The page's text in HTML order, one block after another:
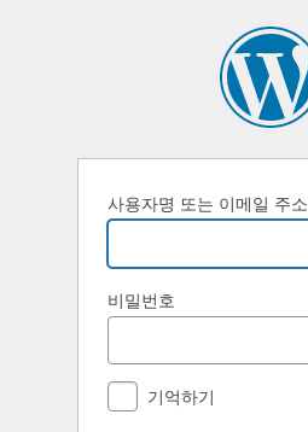
사용자명 또는 이메일 주소
비밀번호
기억하기